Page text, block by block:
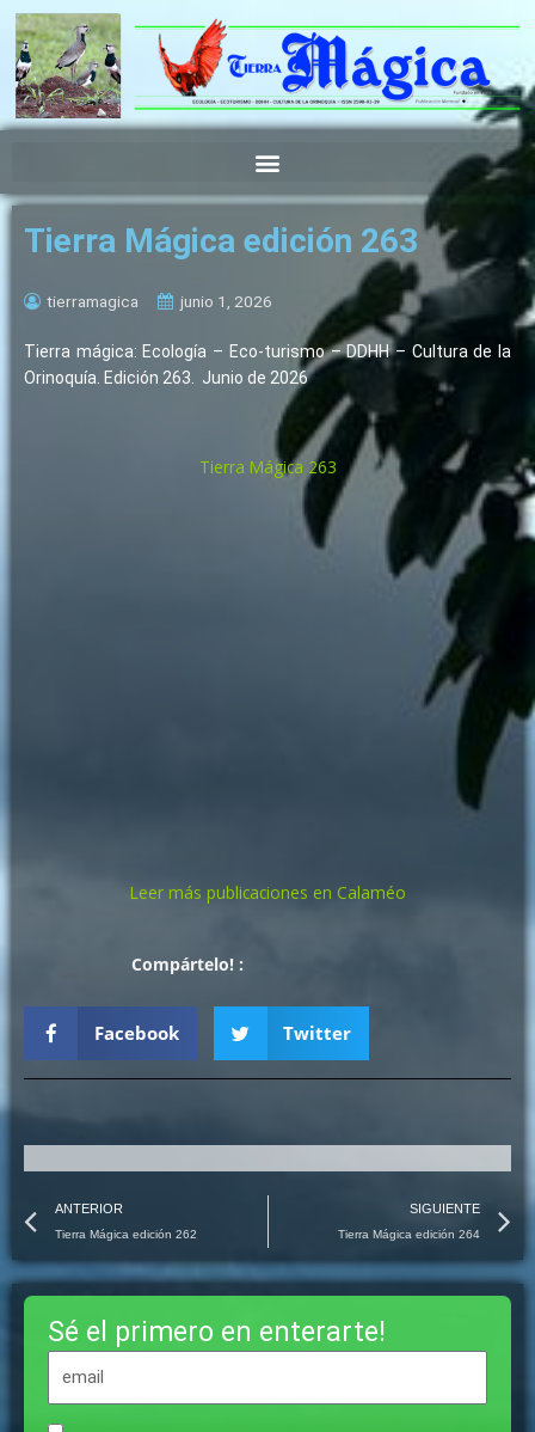
contenido
Tierra Mágica edición 263
tierramagica junio 1, 2026
Tierra mágica: Ecología – Eco-turismo – DDHH – Cultura de la
Orinoquía. Edición 263. Junio de 2026
Tierra Mágica 263
Leer más publicaciones en Calaméo
Compártelo! :
Facebook Twitter
Prev
ANTERIOR
Tierra Mágica edición 262
SIGUIENTE
Tierra Mágica edición 264
Sé el primero en enterarte!